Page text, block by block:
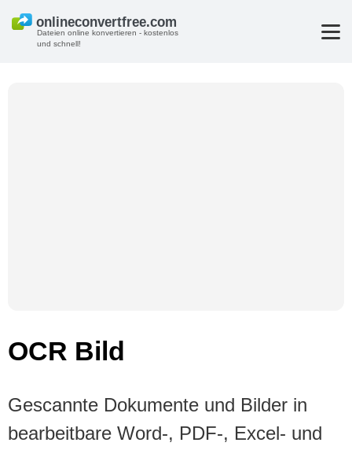
Dateien online konvertieren - kostenlos
und schnell!
OCR Bild
Gescannte Dokumente und Bilder in
bearbeitbare Word-, PDF-, Excel- und